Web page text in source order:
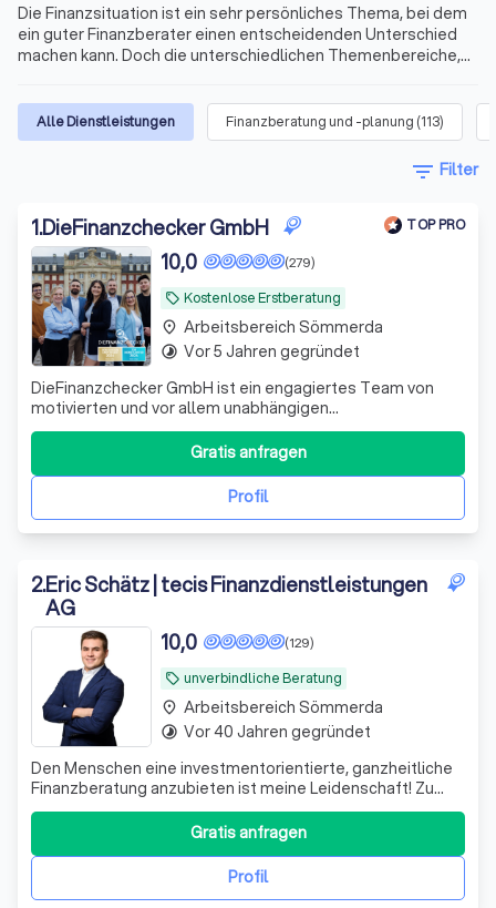
Die Finanzsituation ist ein sehr persönliches Thema, bei dem
ein guter Finanzberater einen entscheidenden Unterschied
machen kann. Doch die unterschiedlichen Themenbereiche,
nach dem richtigen Berater schnell kompliziert. Wir bieten
Ihnen für Ihre Finanzen Experten für Versicherungen,
Immobilienfinanzierungen, Geldanlagen, Altersvorsorge und
vieles mehr. Finden Sie jetzt mit Trustlocal den besten
Alle Dienstleistungen Finanzberatung und -planung (113)
filter_list Filter
1.DieFinanzchecker GmbH TOP PRO
local_offer Kostenlose Erstberatung
(279)
10,0
DieFinanzchecker GmbH ist ein engagiertes Team von
motivierten und vor allem unabhängigen
Finanz-/Versicherungsmaklern aus dem Münsterland. Seit
2012 bieten wir unseren Kunden individuelle und
zielorientierte Produkte an, wobei wir den Fokus auf
Transparenz und Verständlichkeit setzen. Wir sind uns
Profil
Gratis anfragen
place Arbeitsbereich Sömmerda
timelapse Vor 5 Jahren gegründet
2.Eric Schätz | tecis Finanzdienstleistungen
AG
local_offer unverbindliche Beratung
(129)
10,0
Den Menschen eine investmentorientierte, ganzheitliche
Finanzberatung anzubieten ist meine Leidenschaft! Zu
sehen wie Ihr Vermögen wächst ist das größte für mich!
Profil
Gratis anfragen
place Arbeitsbereich Sömmerda
timelapse Vor 40 Jahren gegründet